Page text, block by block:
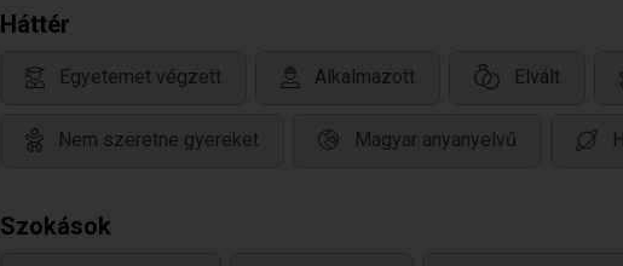
Háttér
Egyetemet végzett Alkalmazott Elvált
Nem szeretne gyereket Magyar anyanyelvű
Szokások